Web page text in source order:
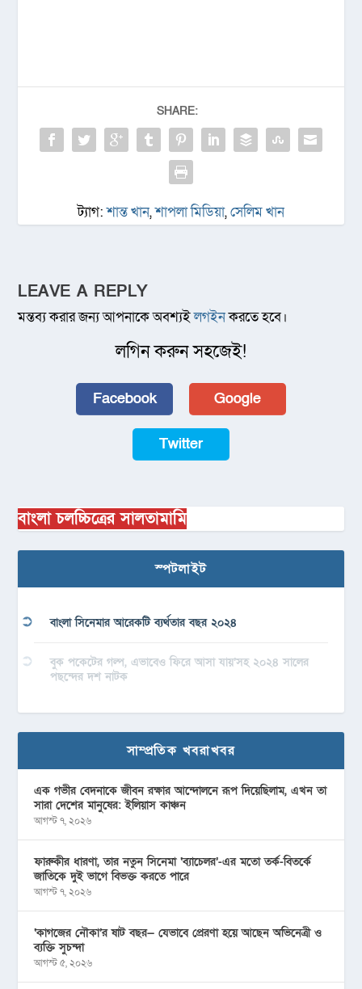
SHARE:
ট্যাগ:শান্ত খান,শাপলা মিডিয়া,সেলিম খান
LEAVE A REPLY
মন্তব্য করার জন্য আপনাকে অবশ্যইলগইনকরতে হবে।
লগিন করুন সহজেই!
Facebook Google
Twitter
বাংলা চলচ্চিত্রের সালতামামি
স্পটলাইট
বাংলা সিনেমার আরেকটি ব্যর্থতার বছর ২০২৪
বুক পকেটের গল্প, এভাবেও ফিরে আসা যায়’সহ ২০২৪ সালের
পছন্দের দশ নাটক
সাম্প্রতিক খবরাখবর
এক গভীর বেদনাকে জীবন রক্ষার আন্দোলনে রূপ দিয়েছিলাম, এখন তা
সারা দেশের মানুষের: ইলিয়াস কাঞ্চন
আগস্ট ৭, ২০২৬
ফারুকীর ধারণা, তার নতুন সিনেমা ‘ব্যাচেলর’-এর মতো তর্ক-বিতর্কে
জাতিকে দুই ভাগে বিভক্ত করতে পারে
আগস্ট ৭, ২০২৬
‘কাগজের নৌকা’র ষাট বছর— যেভাবে প্রেরণা হয়ে আছেন অভিনেত্রী ও
ব্যক্তি সুচন্দা
আগস্ট ৫, ২০২৬